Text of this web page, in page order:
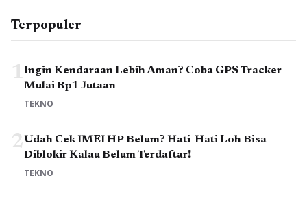
Terpopuler
1Ingin Kendaraan Lebih Aman? Coba GPS Tracker
Mulai Rp1 Jutaan
TEKNO
2Udah Cek IMEI HP Belum? Hati-Hati Loh Bisa
Diblokir Kalau Belum Terdaftar!
TEKNO